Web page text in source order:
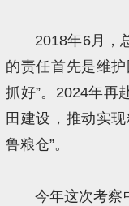
2018年6月，
的责任首先是维
抓好”。2024年再
田建设，推动实
鲁粮仓”。
今年这次考察